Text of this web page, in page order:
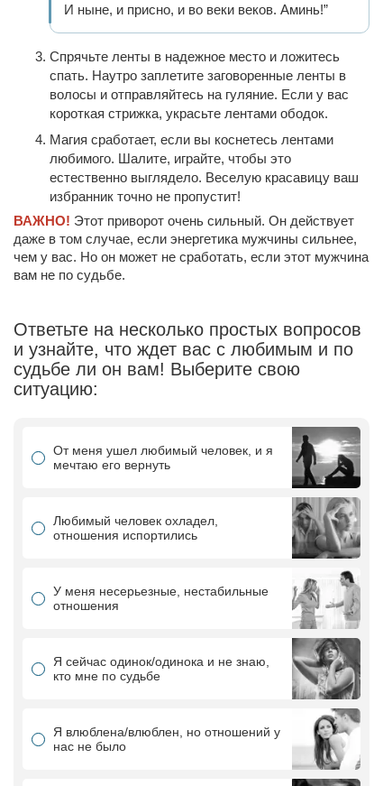
И ныне, и присно, и во веки веков. Аминь!”
Спрячьте ленты в надежное место и ложитесь
спать. Наутро заплетите заговоренные ленты в
волосы и отправляйтесь на гуляние. Если у вас
короткая стрижка, украсьте лентами ободок.
Магия сработает, если вы коснетесь лентами
любимого. Шалите, играйте, чтобы это
естественно выглядело. Веселую красавицу ваш
избранник точно не пропустит!
ВАЖНО! Этот приворот очень сильный. Он действует
даже в том случае, если энергетика мужчины сильнее,
чем у вас. Но он может не сработать, если этот мужчина
вам не по судьбе.
Ответьте на несколько простых вопросов
и узнайте, что ждет вас с любимым и по
судьбе ли он вам! Выберите свою
ситуацию:
От меня ушел любимый человек, и я
мечтаю его вернуть
Любимый человек охладел,
отношения испортились
У меня несерьезные, нестабильные
отношения
Я сейчас одинок/одинока и не знаю,
кто мне по судьбе
Я влюблена/влюблен, но отношений у
нас не было